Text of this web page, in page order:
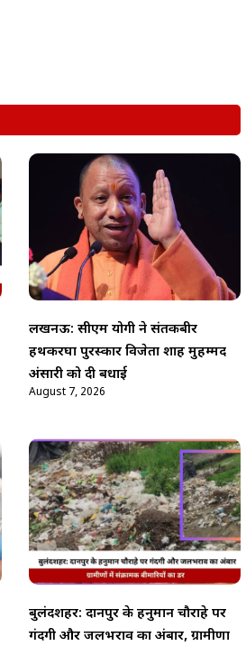
लखनऊ: सीएम योगी ने संतकबीर
हथकरघा पुरस्कार विजेता शाह मुहम्मद
अंसारी को दी बधाई
August 7, 2026
बुलंदशहर: दानपुर के हनुमान चौराहे पर
गंदगी और जलभराव का अंबार, ग्रामीणों